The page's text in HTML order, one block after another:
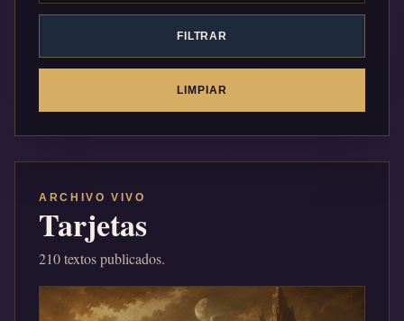
FILTRAR
LIMPIAR
ARCHIVO VIVO
Tarjetas
210 textos publicados.